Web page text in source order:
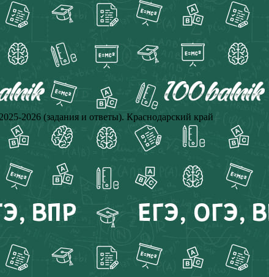
(задания и ответы). Краснодарский край